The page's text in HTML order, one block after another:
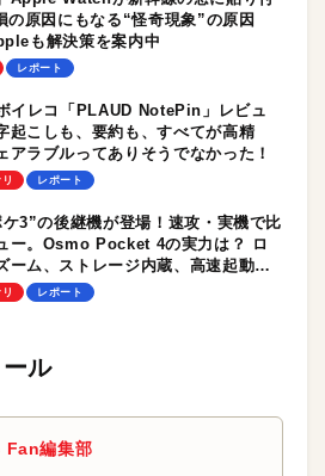
の原因にもなる“怪奇現象”の原因
も解決策を案内中
レポート
イレコ「PLAUD NotePin」レビュ
起こしも、要約も、すべてが高精
アラブルってありそうでなかった！
レポート
3”の後継機が登場！速攻・実機で比
ー。Osmo Pocket 4の実力は？ ロ
ーム、ストレージ内蔵、高速起動は
力
レポート
ル
Fan編集部